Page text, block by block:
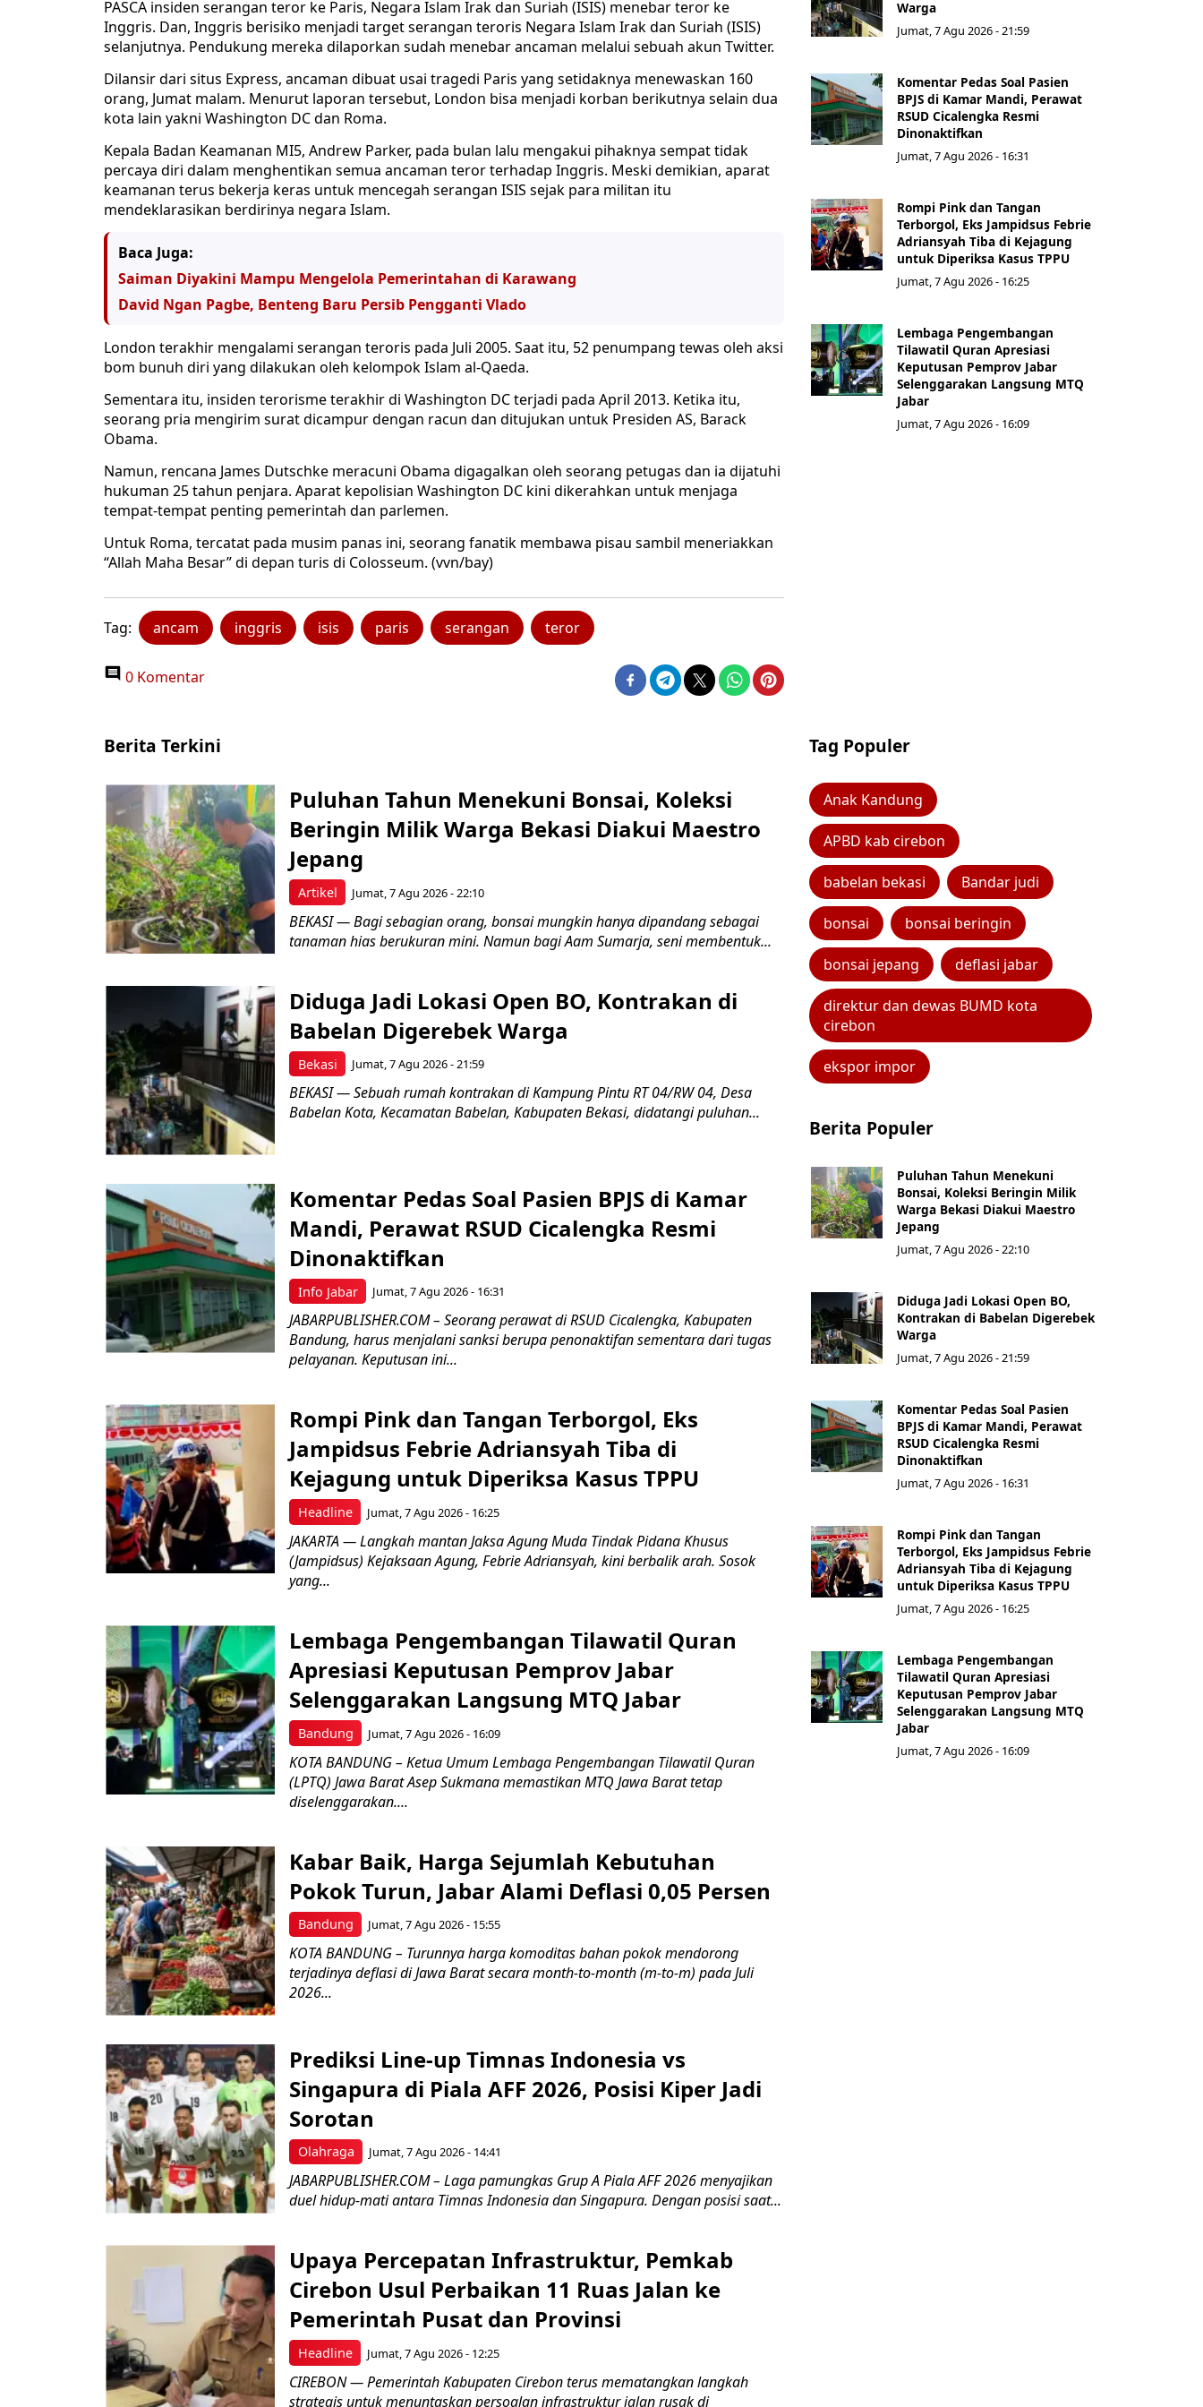
PASCA insiden serangan teror ke Paris, Negara Islam Irak dan Suriah (ISIS) menebar teror ke
Inggris. Dan, Inggris berisiko menjadi target serangan teroris Negara Islam Irak dan Suriah (ISIS)
selanjutnya. Pendukung mereka dilaporkan sudah menebar ancaman melalui sebuah akun Twitter.
Dilansir dari situs Express, ancaman dibuat usai tragedi Paris yang setidaknya menewaskan 160
orang, Jumat malam. Menurut laporan tersebut, London bisa menjadi korban berikutnya selain dua
kota lain yakni Washington DC dan Roma.
Kepala Badan Keamanan MI5, Andrew Parker, pada bulan lalu mengakui pihaknya sempat tidak
percaya diri dalam menghentikan semua ancaman teror terhadap Inggris. Meski demikian, aparat
keamanan terus bekerja keras untuk mencegah serangan ISIS sejak para militan itu
mendeklarasikan berdirinya negara Islam.
Baca Juga:
Saiman Diyakini Mampu Mengelola Pemerintahan di Karawang
David Ngan Pagbe, Benteng Baru Persib Pengganti Vlado
London terakhir mengalami serangan teroris pada Juli 2005. Saat itu, 52 penumpang tewas oleh aksi
bom bunuh diri yang dilakukan oleh kelompok Islam al-Qaeda.
Sementara itu, insiden terorisme terakhir di Washington DC terjadi pada April 2013. Ketika itu,
seorang pria mengirim surat dicampur dengan racun dan ditujukan untuk Presiden AS, Barack
Obama.
Namun, rencana James Dutschke meracuni Obama digagalkan oleh seorang petugas dan ia dijatuhi
hukuman 25 tahun penjara. Aparat kepolisian Washington DC kini dikerahkan untuk menjaga
tempat-tempat penting pemerintah dan parlemen.
Untuk Roma, tercatat pada musim panas ini, seorang fanatik membawa pisau sambil meneriakkan
“Allah Maha Besar” di depan turis di Colosseum. (vvn/bay)
Tag: ancam inggris isis paris serangan teror
0 Komentar
Warga
Jumat, 7 Agu 2026 - 21:59
Komentar Pedas Soal Pasien
BPJS di Kamar Mandi, Perawat
RSUD Cicalengka Resmi
Dinonaktifkan
Jumat, 7 Agu 2026 - 16:31
Rompi Pink dan Tangan
Terborgol, Eks Jampidsus Febrie
Adriansyah Tiba di Kejagung
untuk Diperiksa Kasus TPPU
Jumat, 7 Agu 2026 - 16:25
Lembaga Pengembangan
Tilawatil Quran Apresiasi
Keputusan Pemprov Jabar
Selenggarakan Langsung MTQ
Jabar
Jumat, 7 Agu 2026 - 16:09
Berita Terkini
Artikel
Puluhan Tahun Menekuni Bonsai, Koleksi
Beringin Milik Warga Bekasi Diakui Maestro
Jepang
Jumat, 7 Agu 2026 - 22:10
BEKASI — Bagi sebagian orang, bonsai mungkin hanya dipandang sebagai
tanaman hias berukuran mini. Namun bagi Aam Sumarja, seni membentuk...
Bekasi
Diduga Jadi Lokasi Open BO, Kontrakan di
Babelan Digerebek Warga
Jumat, 7 Agu 2026 - 21:59
BEKASI — Sebuah rumah kontrakan di Kampung Pintu RT 04/RW 04, Desa
Babelan Kota, Kecamatan Babelan, Kabupaten Bekasi, didatangi puluhan...
Info Jabar
Komentar Pedas Soal Pasien BPJS di Kamar
Mandi, Perawat RSUD Cicalengka Resmi
Dinonaktifkan
Jumat, 7 Agu 2026 - 16:31
JABARPUBLISHER.COM – Seorang perawat di RSUD Cicalengka, Kabupaten
Bandung, harus menjalani sanksi berupa penonaktifan sementara dari tugas
pelayanan. Keputusan ini...
Headline
Rompi Pink dan Tangan Terborgol, Eks
Jampidsus Febrie Adriansyah Tiba di
Kejagung untuk Diperiksa Kasus TPPU
Jumat, 7 Agu 2026 - 16:25
JAKARTA — Langkah mantan Jaksa Agung Muda Tindak Pidana Khusus
(Jampidsus) Kejaksaan Agung, Febrie Adriansyah, kini berbalik arah. Sosok
yang...
Bandung
Lembaga Pengembangan Tilawatil Quran
Apresiasi Keputusan Pemprov Jabar
Selenggarakan Langsung MTQ Jabar
Jumat, 7 Agu 2026 - 16:09
KOTA BANDUNG – Ketua Umum Lembaga Pengembangan Tilawatil Quran
(LPTQ) Jawa Barat Asep Sukmana memastikan MTQ Jawa Barat tetap
diselenggarakan....
Bandung
Kabar Baik, Harga Sejumlah Kebutuhan
Pokok Turun, Jabar Alami Deflasi 0,05 Persen
Jumat, 7 Agu 2026 - 15:55
KOTA BANDUNG – Turunnya harga komoditas bahan pokok mendorong
terjadinya deflasi di Jawa Barat secara month-to-month (m-to-m) pada Juli
2026...
Olahraga
Prediksi Line-up Timnas Indonesia vs
Singapura di Piala AFF 2026, Posisi Kiper Jadi
Sorotan
Jumat, 7 Agu 2026 - 14:41
JABARPUBLISHER.COM – Laga pamungkas Grup A Piala AFF 2026 menyajikan
duel hidup-mati antara Timnas Indonesia dan Singapura. Dengan posisi saat...
Headline
Upaya Percepatan Infrastruktur, Pemkab
Cirebon Usul Perbaikan 11 Ruas Jalan ke
Pemerintah Pusat dan Provinsi
Jumat, 7 Agu 2026 - 12:25
CIREBON — Pemerintah Kabupaten Cirebon terus mematangkan langkah
strategis untuk menuntaskan persoalan infrastruktur jalan rusak di
Tag Populer
Anak Kandung
APBD kab cirebon
babelan bekasi Bandar judi
bonsai bonsai beringin
bonsai jepang deflasi jabar
direktur dan dewas BUMD kota
cirebon
ekspor impor
Berita Populer
Puluhan Tahun Menekuni
Bonsai, Koleksi Beringin Milik
Warga Bekasi Diakui Maestro
Jepang
Jumat, 7 Agu 2026 - 22:10
Diduga Jadi Lokasi Open BO,
Kontrakan di Babelan Digerebek
Warga
Jumat, 7 Agu 2026 - 21:59
Komentar Pedas Soal Pasien
BPJS di Kamar Mandi, Perawat
RSUD Cicalengka Resmi
Dinonaktifkan
Jumat, 7 Agu 2026 - 16:31
Rompi Pink dan Tangan
Terborgol, Eks Jampidsus Febrie
Adriansyah Tiba di Kejagung
untuk Diperiksa Kasus TPPU
Jumat, 7 Agu 2026 - 16:25
Lembaga Pengembangan
Tilawatil Quran Apresiasi
Keputusan Pemprov Jabar
Selenggarakan Langsung MTQ
Jabar
Jumat, 7 Agu 2026 - 16:09